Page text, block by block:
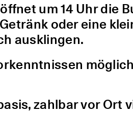
um 14 Uhr die
oder eine
ausklingen.
zahlbar vor Ort